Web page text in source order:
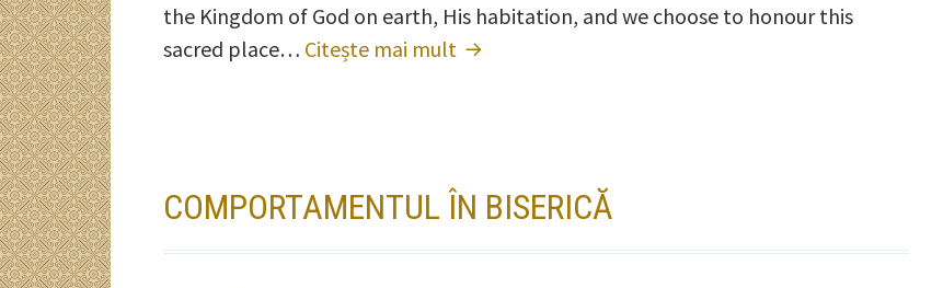
the Kingdom of God on earth, His habitation, and we choose to honour this
sacred place… Citește mai mult Church
COMPORTAMENTUL ÎN BISERICĂ